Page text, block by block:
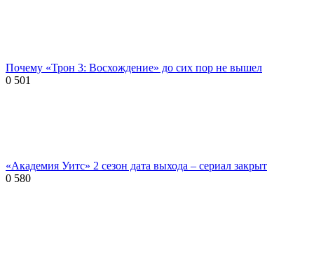
Почему «Трон 3: Восхождение» до сих пор не вышел
0 501
«Академия Уитс» 2 сезон дата выхода – сериал закрыт
0 580